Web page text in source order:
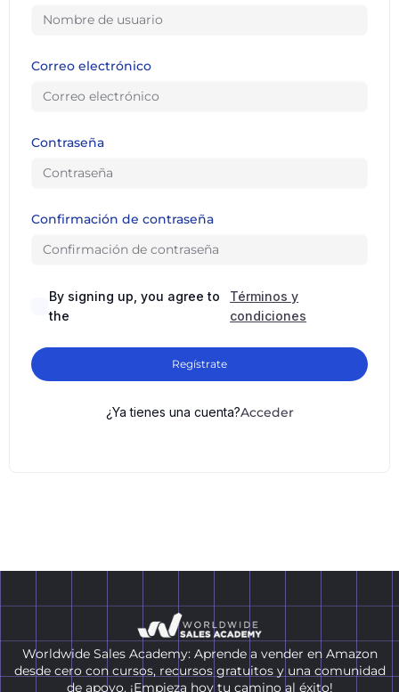
Correo electrónico
Contraseña
Confirmación de contraseña
By signing up, you agree to
the
Términos y
condiciones
Regístrate
¿Ya tienes una cuenta?Acceder
Worldwide Sales Academy: Aprende a vender en Amazon
desde cero con cursos, recursos gratuitos y una comunidad
de apoyo. ¡Empieza hoy tu camino al éxito!